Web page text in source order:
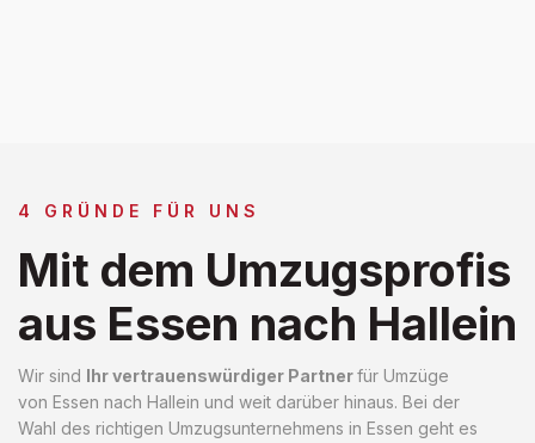
4 GRÜNDE FÜR UNS
Mit dem Umzugsprofis
aus Essen nach Hallein
Wir sind Ihr vertrauenswürdiger Partnerfür Umzüge
von Essen nach Hallein und weit darüber hinaus. Bei der
Wahl des richtigen Umzugsunternehmens in Essen geht es